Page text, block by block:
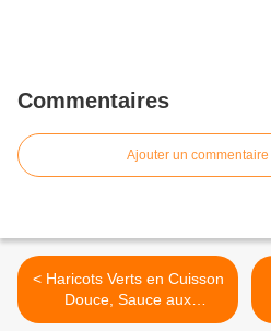
Commentaires
Ajouter un commentaire
< Haricots Verts en Cuisson
Douce, Sauce aux
Amandes et à l'Huile de